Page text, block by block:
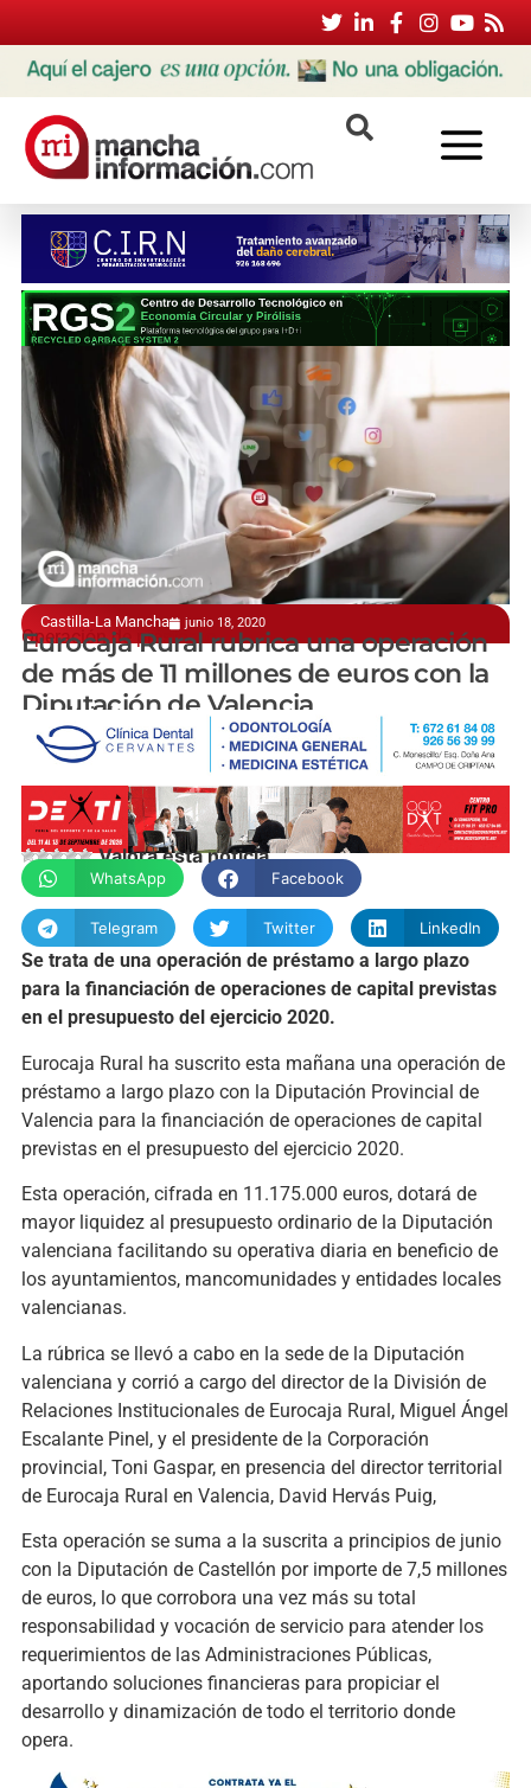
Castilla-La Mancha junio 18, 2020
Operación de préstamo
Eurocaja Rural rubrica una operación
de más de 11 millones de euros con la
Diputación de Valencia
manchainformacion.com
Valora esta noticia
WhatsApp Facebook
Telegram Twitter LinkedIn
Se trata de una operación de préstamo a largo plazo
para la financiación de operaciones de capital previstas
en el presupuesto del ejercicio 2020.
Eurocaja Rural ha suscrito esta mañana una operación de
préstamo a largo plazo con la Diputación Provincial de
Valencia para la financiación de operaciones de capital
previstas en el presupuesto del ejercicio 2020.
Esta operación, cifrada en 11.175.000 euros, dotará de
mayor liquidez al presupuesto ordinario de la Diputación
valenciana facilitando su operativa diaria en beneficio de
los ayuntamientos, mancomunidades y entidades locales
valencianas.
La rúbrica se llevó a cabo en la sede de la Diputación
valenciana y corrió a cargo del director de la División de
Relaciones Institucionales de Eurocaja Rural, Miguel Ángel
Escalante Pinel, y el presidente de la Corporación
provincial, Toni Gaspar, en presencia del director territorial
de Eurocaja Rural en Valencia, David Hervás Puig,
Esta operación se suma a la suscrita a principios de junio
con la Diputación de Castellón por importe de 7,5 millones
de euros, lo que corrobora una vez más su total
responsabilidad y vocación de servicio para atender los
requerimientos de las Administraciones Públicas,
aportando soluciones financieras para propiciar el
desarrollo y dinamización de todo el territorio donde
opera.